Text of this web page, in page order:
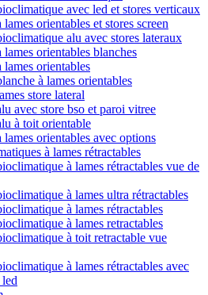
avec led et stores verticaux
lames orientables et stores screen
alu avec stores lateraux
lames orientables blanches
lames orientables
à lames orientables
store lateral
avec store bso et paroi vitree
à toit orientable
lames orientables avec options
à lames rétractables
à lames rétractables vue de
à lames ultra rétractables
à lames rétractables
à lames retractables
à toit retractable vue
à lames rétractables avec